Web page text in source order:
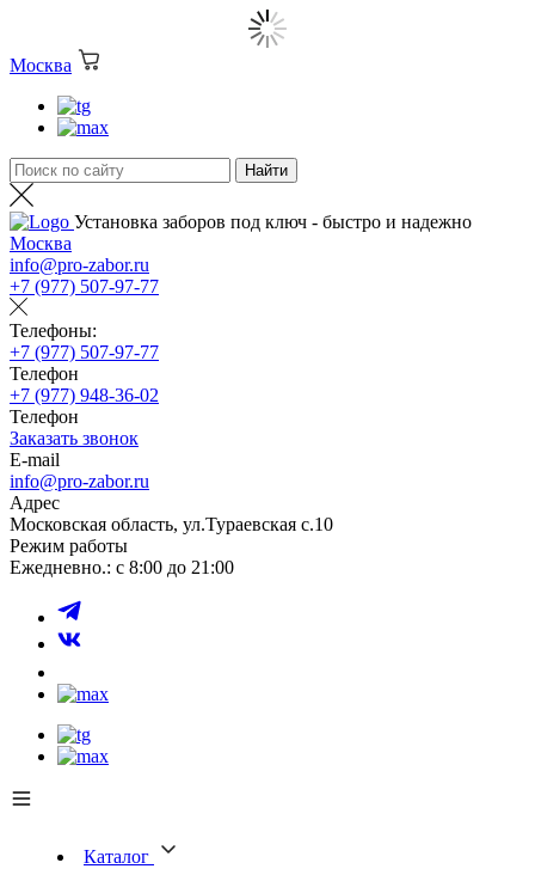
Москва
Установка заборов под ключ - быстро и надежно
Москва
info@pro-zabor.ru
+7 (977) 507-97-77
Телефоны:
+7 (977) 507-97-77
Телефон
+7 (977) 948-36-02
Телефон
Заказать звонок
E-mail
info@pro-zabor.ru
Адрес
Московская область, ул.Тураевская с.10
Режим работы
Ежедневно.: с 8:00 до 21:00
Каталог